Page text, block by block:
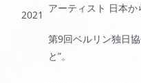
2021
アーティスト 日本か
第9回ベルリン独日
と”。